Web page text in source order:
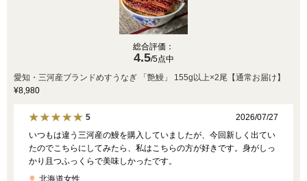
総合評価：
4.5/5点中
愛知・三河産ブランドめすうなぎ 「艶鰻」 155g以上×2尾【通常お届け】
¥8,980
5
2026/07/27
いつもは違う三河産の鰻を購入していましたが、今回新しく出てい
たのでこちらにしてみたら、私はこちらの方が好きです。身がしっ
かり且つふっくらで美味しかったです。